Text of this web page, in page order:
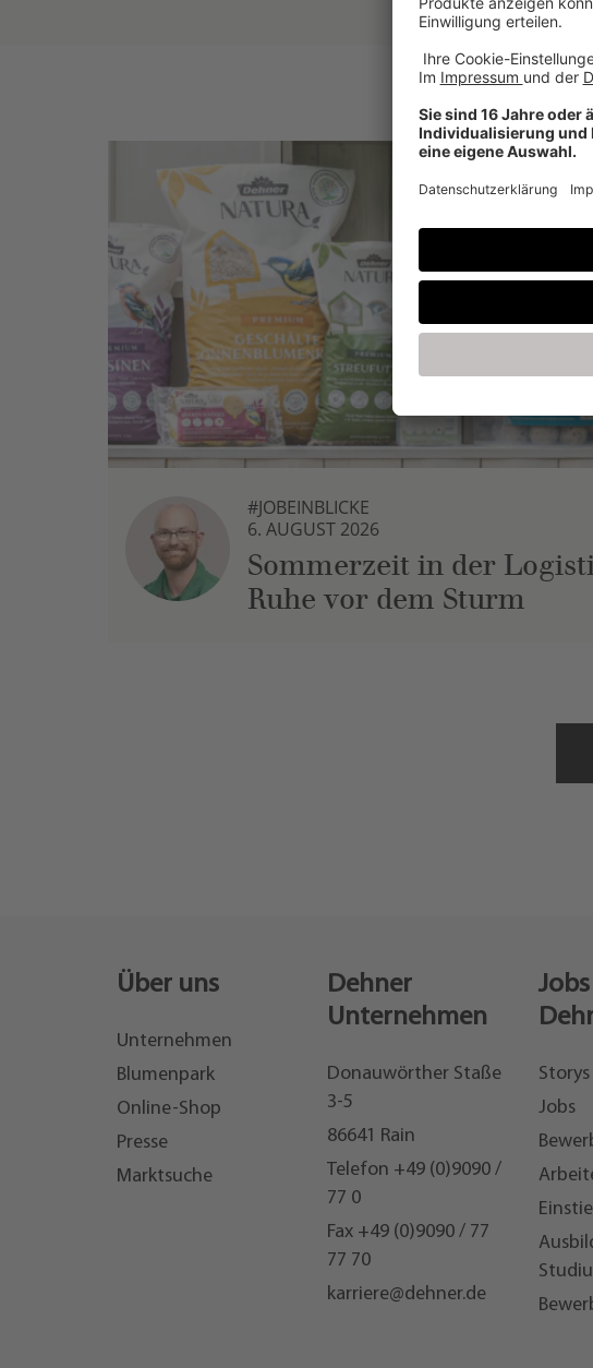
#JOBEINBLICKE
6. AUGUST 2026
Sommerzeit in der
Ruhe vor dem Sturm
Über uns
Unternehmen
Blumenpark
Online-Shop
Presse
Marktsuche
Dehner
Unternehmen
Donauwörther Staße
3-5
86641 Rain
Telefon +49 (0)9090 /
77 0
Fax +49 (0)9090 / 77
77 70
karriere@dehner.de
Storys
Jobs